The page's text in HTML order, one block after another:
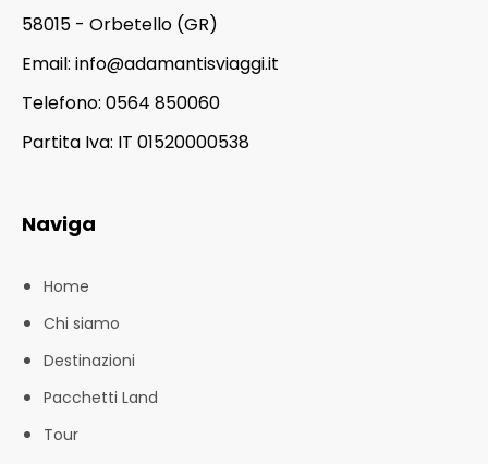
58015 - Orbetello (GR)
Email: info@adamantisviaggi.it
Telefono: 0564 850060
Partita Iva: IT 01520000538
Naviga
Home
Chi siamo
Destinazioni
Pacchetti Land
Tour